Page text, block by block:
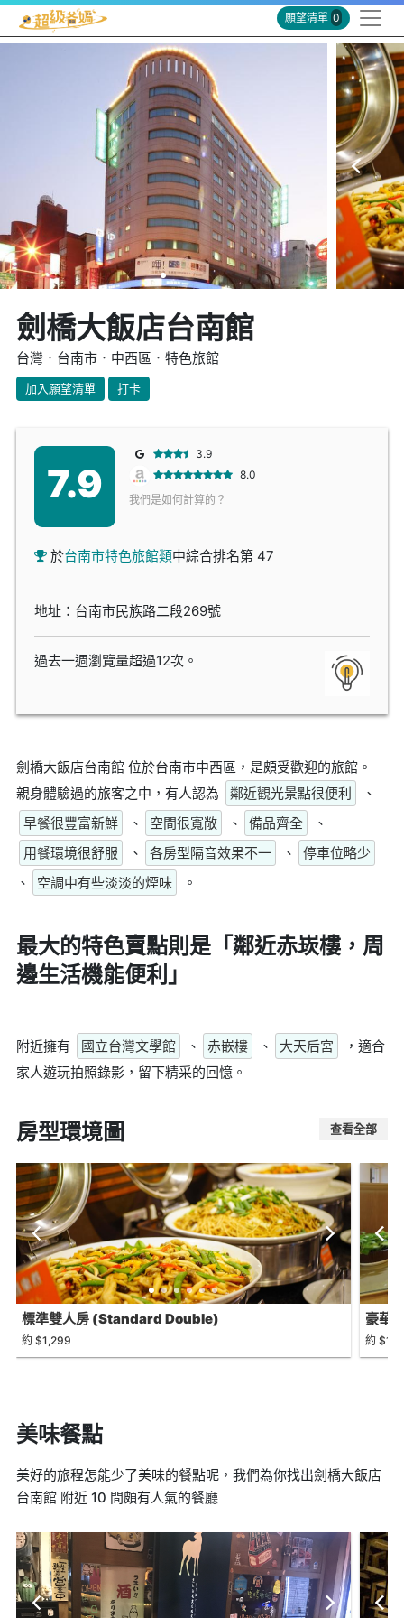
願望清單 0
劍橋大飯店台南館
台灣．台南市．中西區．特色旅館
加入願望清單 打卡
7.9
3.9
8.0
我們是如何計算的？
於台南市特色旅館類中綜合排名第 47
地址：台南市民族路二段269號
過去一週瀏覽量超過12次。
劍橋大飯店台南館 位於台南市中西區，是頗受歡迎的旅館。
親身體驗過的旅客之中，有人認為
鄰近觀光景點很便利
、
早餐很豐富新鮮
、 空間很寬敞 、 備品齊全
、
用餐環境很舒服
、 各房型隔音效果不一 、
停車位略少
、
空調中有些淡淡的煙味 。
最大的特色賣點則是「鄰近赤崁樓，周
邊生活機能便利」
附近擁有 國立台灣文學館 、 赤嵌樓 、 大天后宮
，適合
家人遊玩拍照錄影，留下精采的回憶。
房型環境圖 查看全部
標準雙人房 (Standard Double)
約 $1,299
豪華
約
美味餐點
美好的旅程怎能少了美味的餐點呢，我們為你找出劍橋大飯店
台南館 附近 10 間頗有人氣的餐廳